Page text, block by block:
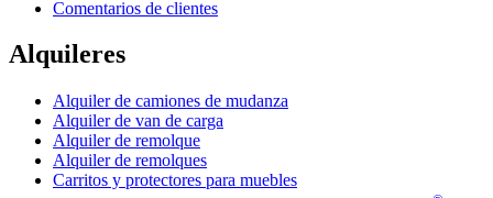
Comentarios de clientes
Alquileres
Alquiler de camiones de mudanza
Alquiler de van de carga
Alquiler de remolque
Alquiler de remolques
Carritos y protectores para muebles